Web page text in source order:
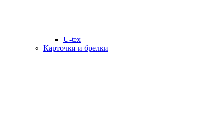
U-tex
Карточки и брелки